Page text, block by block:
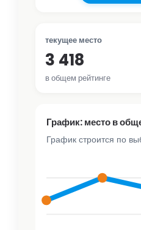
текущее место
3 418
в общем рейтинге
График: место в
График строится по